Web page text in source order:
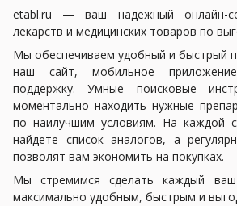
etabl.ru — ваш надежный онлайн-
лекарств и медицинских товаров по
Мы обеспечиваем удобный и быстрый
наш сайт, мобильное
поддержку. Умные поисковые
моментально находить нужные
по наилучшим условиям. На каждой
найдете список аналогов, а
позволят вам экономить на покупках.
Мы стремимся сделать каждый
максимально удобным, быстрым и